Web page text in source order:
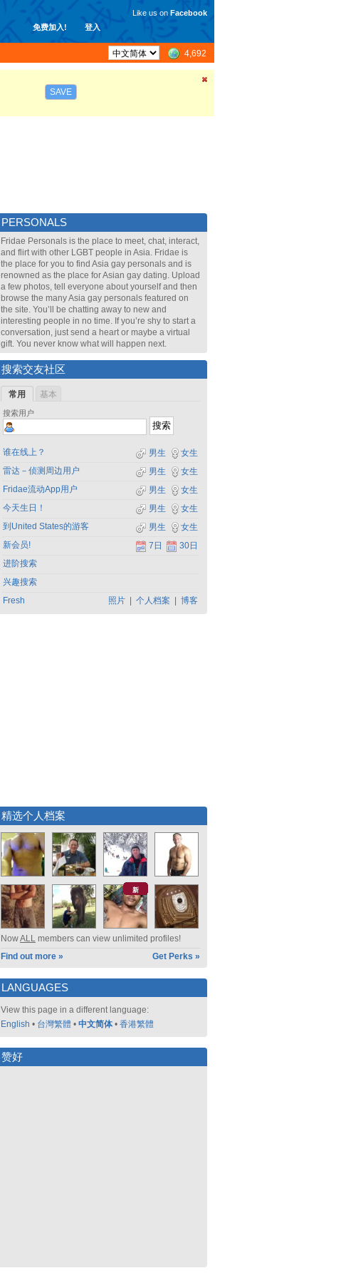
免费加入! 登入
Like us on Facebook
4,692
SAVE
PERSONALS
Fridae Personals is the place to meet, chat, interact,
and flirt with other LGBT people in Asia. Fridae is
the place for you to find Asia gay personals and is
renowned as the place for Asian gay dating. Upload
a few photos, tell everyone about yourself and then
browse the many Asia gay personals featured on
the site. You’ll be chatting away to new and
interesting people in no time. If you’re shy to start a
conversation, just send a heart or maybe a virtual
gift. You never know what will happen next.
搜索交友社区
常用 基本
搜索用户
谁在线上？ 女生
男生
雷达－侦测周边用户
女生
男生
Fridae流动App用户
女生
男生
今天生日！
女生
男生
到United States的游客
女生
男生
新会员!
30日
7日
进阶搜索
兴趣搜索
Fresh
照片 个人档案 博客
精选个人档案
新
NowALL members can view unlimited profiles!
Find out more »
Get Perks »
LANGUAGES
View this page in a different language:
English • 台灣繁體 • 中文简体 • 香港繁體
赞好